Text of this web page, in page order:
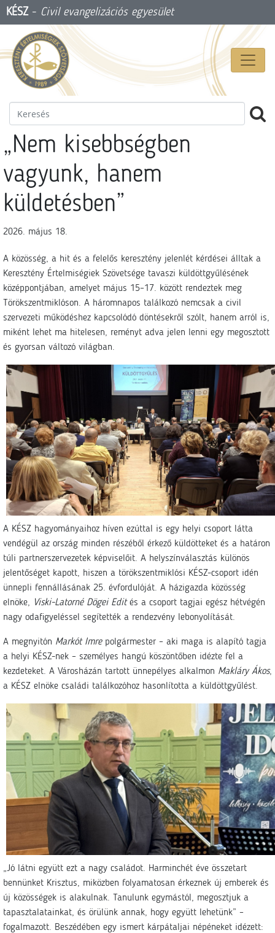
KÉSZ- Civil evangelizációs egyesület
„Nem kisebbségben
vagyunk, hanem
küldetésben”
2026. május 18.
A közösség, a hit és a felelős keresztény jelenlét kérdései álltak a
Keresztény Értelmiségiek Szövetsége tavaszi küldöttgyűlésének
középpontjában, amelyet május 15–17. között rendeztek meg
Törökszentmiklóson. A háromnapos találkozó nemcsak a civil
szervezeti működéshez kapcsolódó döntésekről szólt, hanem arról is,
miként lehet ma hitelesen, reményt adva jelen lenni egy megosztott
és gyorsan változó világban.
A KÉSZ hagyományaihoz híven ezúttal is egy helyi csoport látta
vendégül az ország minden részéből érkező küldötteket és a határon
túli partnerszervezetek képviselőit. A helyszínválasztás különös
jelentőséget kapott, hiszen a törökszentmiklósi KÉSZ-csoport idén
ünnepli fennállásának 25. évfordulóját. A házigazda közösség
elnöke, Viski-Latorné Dögei Edités a csoport tagjai egész hétvégén
nagy odafigyeléssel segítették a rendezvény lebonyolítását.
A megnyitón Markót Imrepolgármester – aki maga is alapító tagja
a helyi KÉSZ-nek – személyes hangú köszöntőben idézte fel a
kezdeteket. A Városházán tartott ünnepélyes alkalmon Makláry Ákos,
a KÉSZ elnöke családi találkozóhoz hasonlította a küldöttgyűlést.
„Jó látni együtt ezt a nagy családot. Harminchét éve összetart
bennünket Krisztus, miközben folyamatosan érkeznek új emberek és
új közösségek is alakulnak. Tanulunk egymástól, megosztjuk a
tapasztalatainkat, és örülünk annak, hogy együtt lehetünk” –
fogalmazott. Beszédében egy ismert kárpátaljai népéneket idézett: